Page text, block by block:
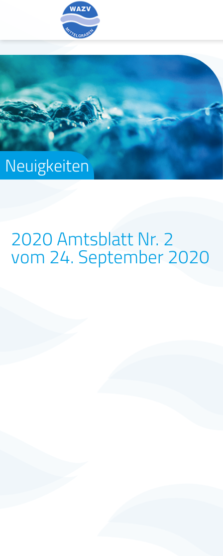
Neuigkeiten
2020 Amtsblatt Nr. 2
vom 24. September 2020